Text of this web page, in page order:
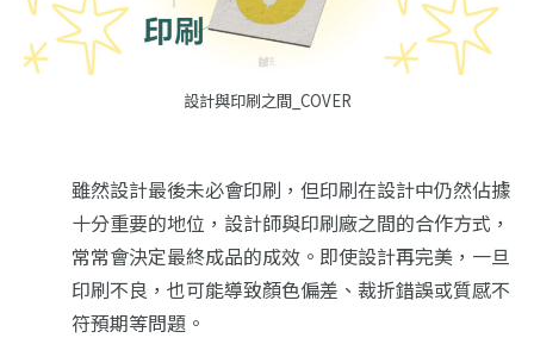
設計與印刷之間_COVER
雖然設計最後未必會印刷，但印刷在設計中仍然佔據
十分重要的地位，設計師與印刷廠之間的合作方式，
常常會決定最終成品的成效。即使設計再完美，一旦
印刷不良，也可能導致顏色偏差、裁折錯誤或質感不
符預期等問題。